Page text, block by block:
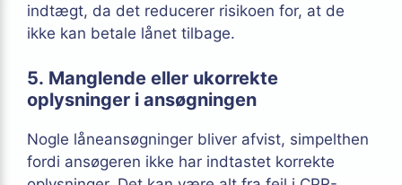
indtægt, da det reducerer risikoen for, at de
ikke kan betale lånet tilbage.
5. Manglende eller ukorrekte
oplysninger i ansøgningen
Nogle låneansøgninger bliver afvist, simpelthen
fordi ansøgeren ikke har indtastet korrekte